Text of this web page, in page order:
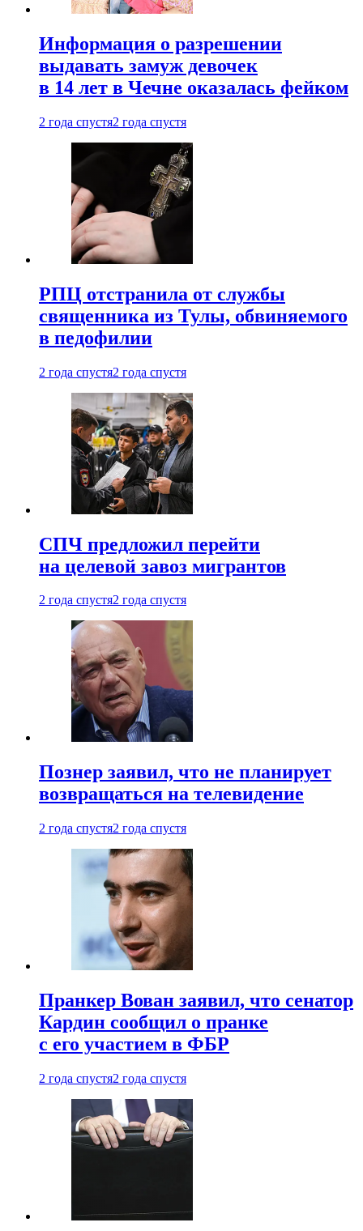
Информация о разрешении
выдавать замуж девочек
в 14 лет в Чечне оказалась фейком
2 года спустя2 года спустя
РПЦ отстранила от службы
священника из Тулы, обвиняемого
в педофилии
2 года спустя2 года спустя
СПЧ предложил перейти
на целевой завоз мигрантов
2 года спустя2 года спустя
Познер заявил, что не планирует
возвращаться на телевидение
2 года спустя2 года спустя
Пранкер Вован заявил, что сенатор
Кардин сообщил о пранке
с его участием в ФБР
2 года спустя2 года спустя